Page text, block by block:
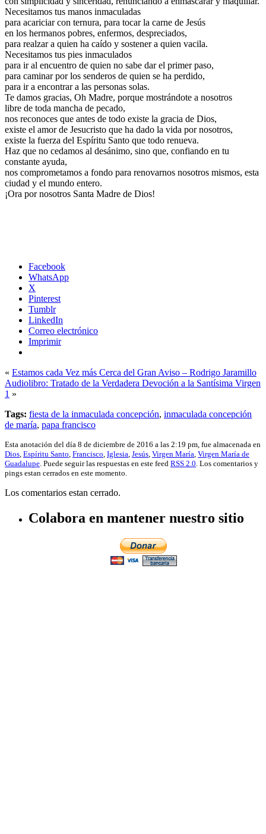
Necesitamos tus manos inmaculadas
para acariciar con ternura, para tocar la carne de Jesús
en los hermanos pobres, enfermos, despreciados,
para realzar a quien ha caído y sostener a quien vacila.
Necesitamos tus pies inmaculados
para ir al encuentro de quien no sabe dar el primer paso,
para caminar por los senderos de quien se ha perdido,
para ir a encontrar a las personas solas.
Te damos gracias, Oh Madre, porque mostrándote a nosotros
libre de toda mancha de pecado,
nos reconoces que antes de todo existe la gracia de Dios,
existe el amor de Jesucristo que ha dado la vida por nosotros,
existe la fuerza del Espíritu Santo que todo renueva.
Haz que no cedamos al desánimo, sino que, confiando en tu
constante ayuda,
nos comprometamos a fondo para renovarnos nosotros mismos, esta
ciudad y el mundo entero.
¡Ora por nosotros Santa Madre de Dios!
Facebook
WhatsApp
X
Pinterest
Tumblr
LinkedIn
Correo electrónico
Imprimir
« Estamos cada Vez más Cerca del Gran Aviso – Rodrigo Jaramillo
Audiolibro: Tratado de la Verdadera Devoción a la Santísima Virgen
1 »
Tags: fiesta de la inmaculada concepción, inmaculada concepción
de maría, papa francisco
Esta anotación del día 8 de diciembre de 2016 a las 2:19 pm, fue almacenada en
Dios Espíritu Santo Francisco Iglesia Jesús Virgen María Virgen María de
Guadalupe . Puede seguir las respuestas en este feed RSS 2.0 . Los comentarios y
pings estan cerrados en este momento.
Los comentarios estan cerrado.
Colabora en mantener nuestro sitio